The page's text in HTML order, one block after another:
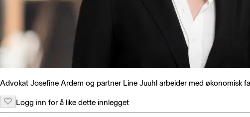
Advokat Josefine Ardem og partner Line Juuhl arbeider med økonomisk
Logg inn for å like dette innlegget